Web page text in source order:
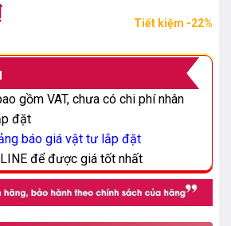
Tiết kiệm -22%
gồm VAT, chưa có chi phí nhân
đặt
báo giá vật tư lắp đặt
để được giá tốt nhất